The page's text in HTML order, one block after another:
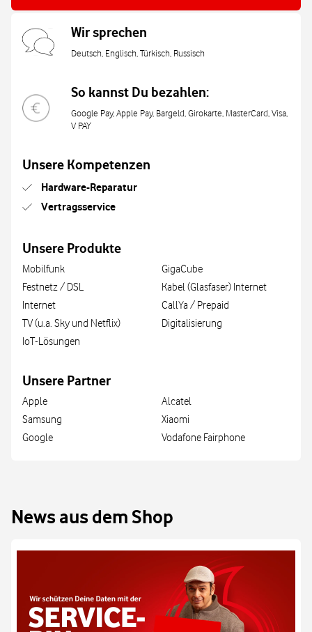
Wir sprechen
Deutsch, Englisch, Türkisch, Russisch
So kannst Du bezahlen:
Google Pay, Apple Pay, Bargeld, Girokarte, MasterCard, Visa,
V PAY
Unsere Kompetenzen
Hardware-Reparatur
Vertragsservice
Unsere Produkte
Mobilfunk
Festnetz / DSL
Internet
TV (u.a. Sky und Netflix)
IoT-Lösungen
GigaCube
Kabel (Glasfaser) Internet
CallYa / Prepaid
Digitalisierung
Unsere Partner
Apple
Samsung
Google
Alcatel
Xiaomi
Vodafone Fairphone
News aus dem Shop